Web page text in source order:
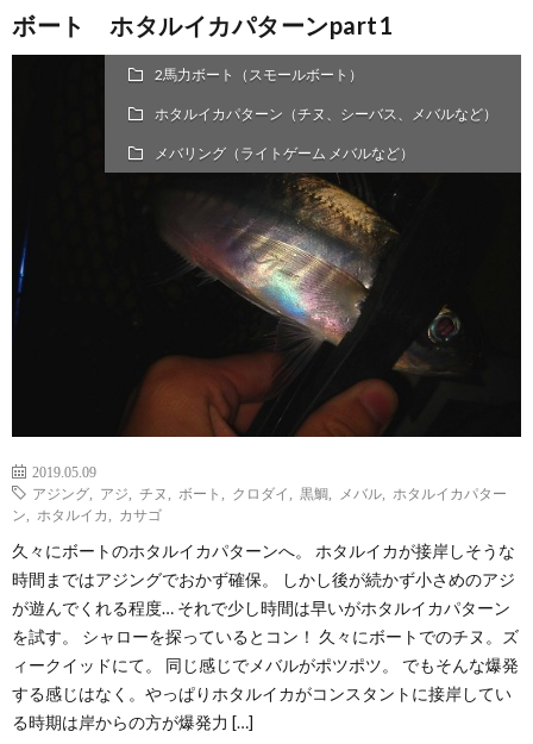
ボート ホタルイカパターンpart1
2馬力ボート（スモールボート）
ホタルイカパターン（チヌ、シーバス、メバルなど）
メバリング（ライトゲーム メバルなど）
2019.05.09
アジング
アジ チヌ ボート クロダイ 黒鯛 メバル
ホタルイカパター
ン
ホタルイカ カサゴ
久々にボートのホタルイカパターンへ。 ホタルイカが接岸しそうな
時間まではアジングでおかず確保。 しかし後が続かず小さめのアジ
が遊んでくれる程度… それで少し時間は早いがホタルイカパターン
を試す。 シャローを探っているとコン！ 久々にボートでのチヌ。ズ
ィークイッドにて。 同じ感じでメバルがポツポツ。 でもそんな爆発
する感じはなく。やっぱりホタルイカがコンスタントに接岸してい
る時期は岸からの方が爆発力 […]